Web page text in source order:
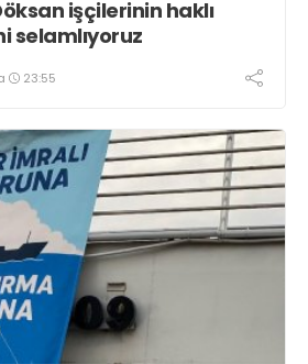
işçilerinin haklı
selamlıyoruz
23:55